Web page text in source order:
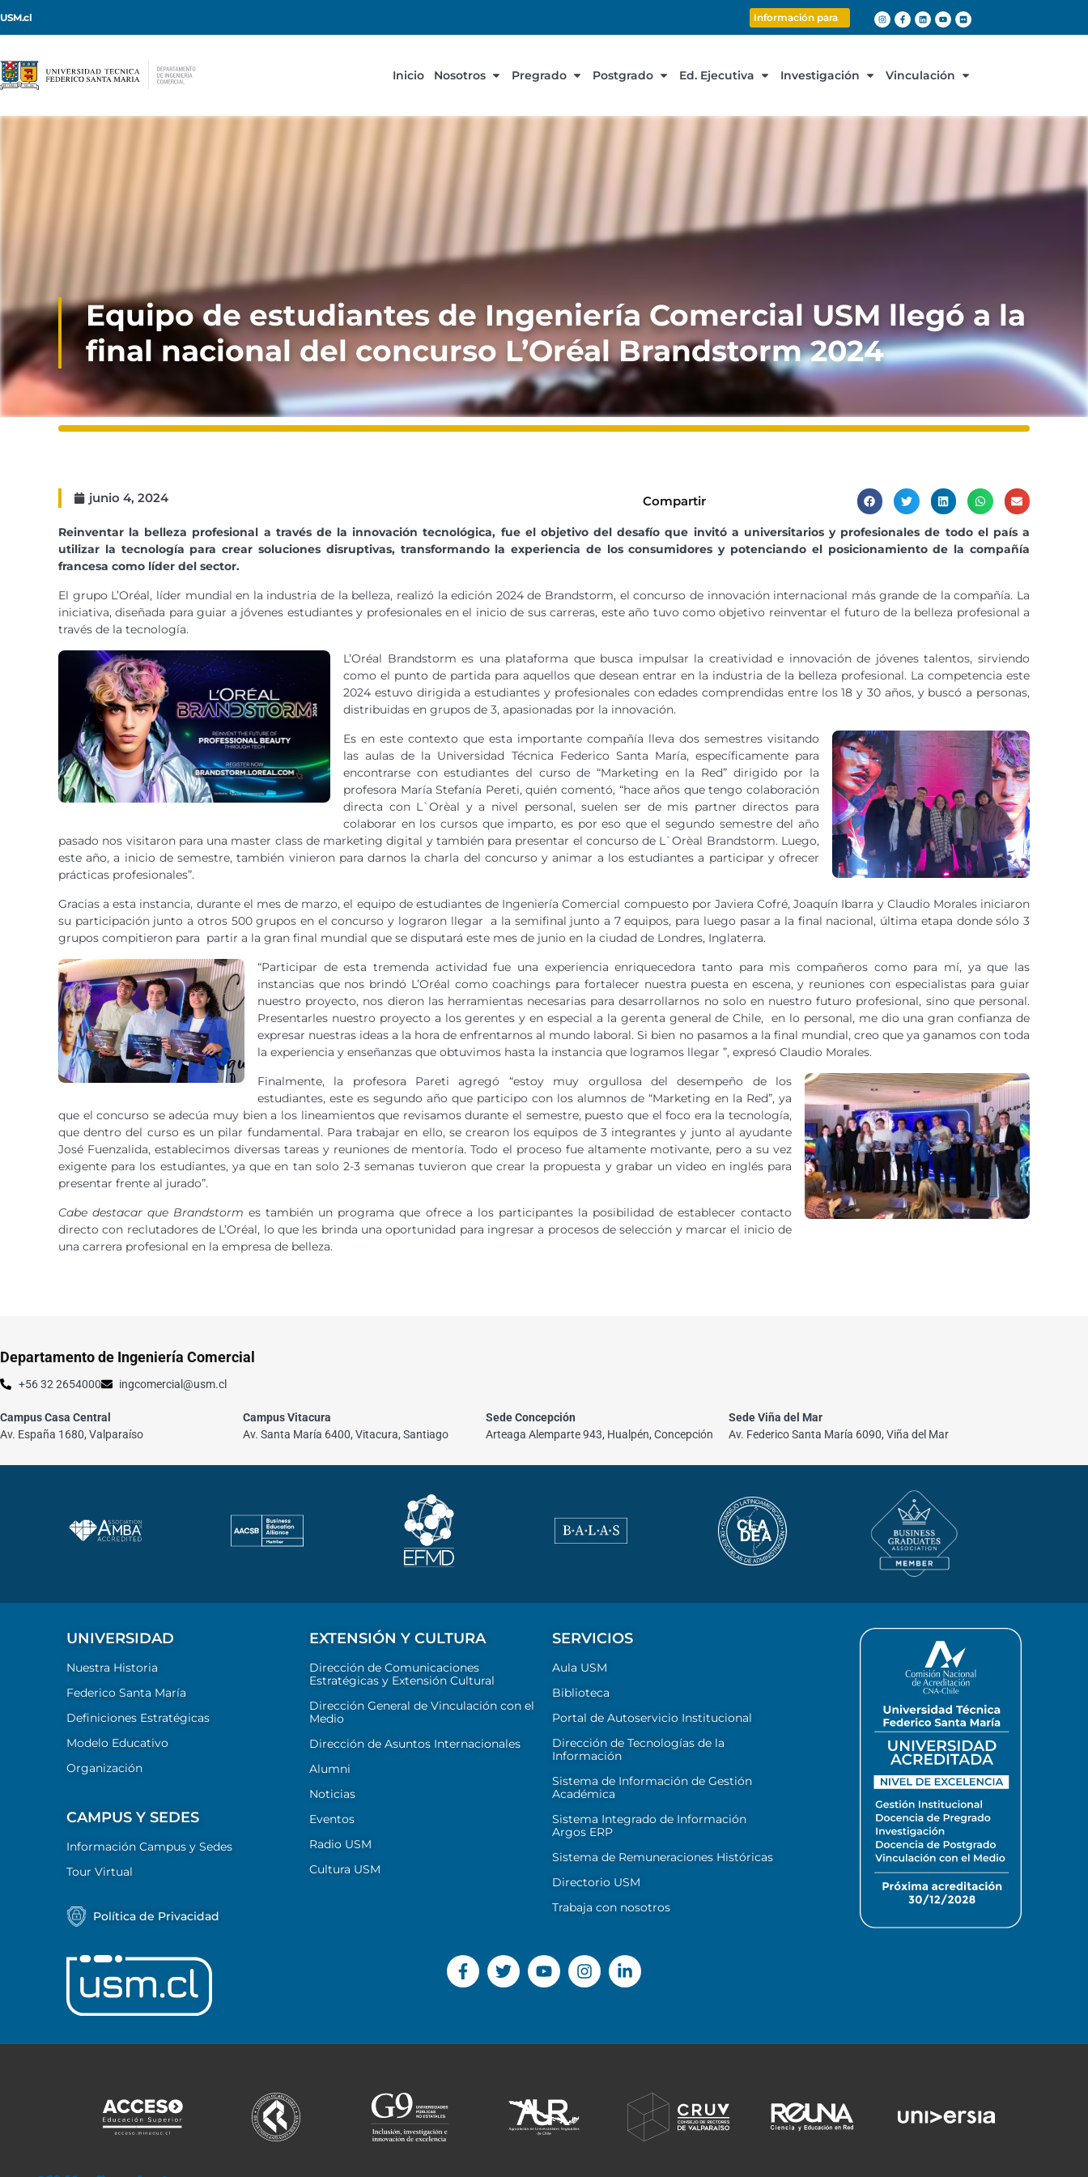
USM.cl Información para
Inicio Nosotros Pregrado Postgrado Ed. Ejecutiva Investigación Vinculación
Equipo de estudiantes de Ingeniería Comercial USM llegó a la
final nacional del concurso L’Oréal Brandstorm 2024
junio 4, 2024 Compartir
Reinventar la belleza profesional a través de la innovación tecnológica, fue el objetivo del desafío que invitó a universitarios y profesionales de todo el país a
utilizar la tecnología para crear soluciones disruptivas, transformando la experiencia de los consumidores y potenciando el posicionamiento de la compañía
francesa como líder del sector.
El grupo L’Oréal, líder mundial en la industria de la belleza, realizó la edición 2024 de Brandstorm, el concurso de innovación internacional más grande de la compañía. La
iniciativa, diseñada para guiar a jóvenes estudiantes y profesionales en el inicio de sus carreras, este año tuvo como objetivo reinventar el futuro de la belleza profesional a
través de la tecnología.
L’Oréal Brandstorm es una plataforma que busca impulsar la creatividad e innovación de jóvenes talentos, sirviendo
como el punto de partida para aquellos que desean entrar en la industria de la belleza profesional. La competencia este
2024 estuvo dirigida a estudiantes y profesionales con edades comprendidas entre los 18 y 30 años, y buscó a personas,
distribuidas en grupos de 3, apasionadas por la innovación.
Es en este contexto que esta importante compañía lleva dos semestres visitando
las aulas de la Universidad Técnica Federico Santa María, específicamente para
encontrarse con estudiantes del curso de “Marketing en la Red” dirigido por la
profesora María Stefanía Pereti, quién comentó, “hace años que tengo colaboración
directa con L`Orèal y a nivel personal, suelen ser de mis partner directos para
colaborar en los cursos que imparto, es por eso que el segundo semestre del año
pasado nos visitaron para una master class de marketing digital y también para presentar el concurso de L`Orèal Brandstorm. Luego,
este año, a inicio de semestre, también vinieron para darnos la charla del concurso y animar a los estudiantes a participar y ofrecer
prácticas profesionales”.
Gracias a esta instancia, durante el mes de marzo, el equipo de estudiantes de Ingeniería Comercial compuesto por Javiera Cofré, Joaquín Ibarra y Claudio Morales iniciaron
su participación junto a otros 500 grupos en el concurso y lograron llegar a la semifinal junto a 7 equipos, para luego pasar a la final nacional, última etapa donde sólo 3
grupos compitieron para partir a la gran final mundial que se disputará este mes de junio en la ciudad de Londres, Inglaterra.
“Participar de esta tremenda actividad fue una experiencia enriquecedora tanto para mis compañeros como para mí, ya que las
instancias que nos brindó L’Oréal como coachings para fortalecer nuestra puesta en escena, y reuniones con especialistas para guiar
nuestro proyecto, nos dieron las herramientas necesarias para desarrollarnos no solo en nuestro futuro profesional, sino que personal.
Presentarles nuestro proyecto a los gerentes y en especial a la gerenta general de Chile, en lo personal, me dio una gran confianza de
expresar nuestras ideas a la hora de enfrentarnos al mundo laboral. Si bien no pasamos a la final mundial, creo que ya ganamos con toda
la experiencia y enseñanzas que obtuvimos hasta la instancia que logramos llegar ”, expresó Claudio Morales.
Finalmente, la profesora Pareti agregó “estoy muy orgullosa del desempeño de los
estudiantes, este es segundo año que participo con los alumnos de “Marketing en la Red”, ya
que el concurso se adecúa muy bien a los lineamientos que revisamos durante el semestre, puesto que el foco era la tecnología,
que dentro del curso es un pilar fundamental. Para trabajar en ello, se crearon los equipos de 3 integrantes y junto al ayudante
José Fuenzalida, establecimos diversas tareas y reuniones de mentoría. Todo el proceso fue altamente motivante, pero a su vez
exigente para los estudiantes, ya que en tan solo 2-3 semanas tuvieron que crear la propuesta y grabar un video en inglés para
presentar frente al jurado”.
Cabe destacar que Brandstorm es también un programa que ofrece a los participantes la posibilidad de establecer contacto
directo con reclutadores de L’Oréal, lo que les brinda una oportunidad para ingresar a procesos de selección y marcar el inicio de
una carrera profesional en la empresa de belleza.
Departamento de Ingeniería Comercial
+56 32 2654000 ingcomercial@usm.cl
Campus Casa Central
Av. España 1680, Valparaíso
Campus Vitacura
Av. Santa María 6400, Vitacura, Santiago
Sede Concepción
Arteaga Alemparte 943, Hualpén, Concepción
Sede Viña del Mar
Av. Federico Santa María 6090, Viña del Mar
UNIVERSIDAD
Nuestra Historia
Federico Santa María
Definiciones Estratégicas
Modelo Educativo
Organización
CAMPUS Y SEDES
Información Campus y Sedes
Tour Virtual
Política de Privacidad
EXTENSIÓN Y CULTURA
Dirección de Comunicaciones
Estratégicas y Extensión Cultural
Dirección General de Vinculación con el
Medio
Dirección de Asuntos Internacionales
Alumni
Noticias
Eventos
Radio USM
Cultura USM
SERVICIOS
Aula USM
Biblioteca
Portal de Autoservicio Institucional
Dirección de Tecnologías de la
Información
Sistema de Información de Gestión
Académica
Sistema Integrado de Información
Argos ERP
Sistema de Remuneraciones Históricas
Directorio USM
Trabaja con nosotros